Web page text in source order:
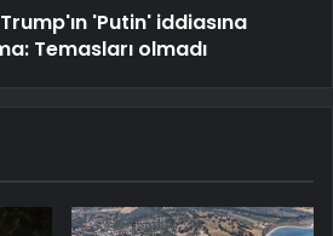
'Putin' iddiasına
Temasları olmadı